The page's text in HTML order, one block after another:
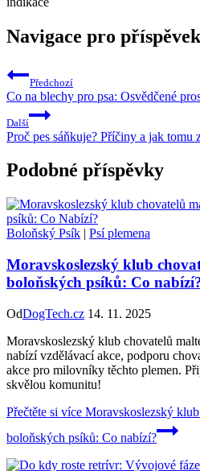
Navigace pro příspěvek
Předchozí
Co na blechy pro psa: Osvědčené
Další
Proč pes sáňkuje? Příčiny a jak tomu
Podobné příspěvky
Boloňský Psík | Psí plemena
Moravskoslezský klub
boloňských psíků: Co
OdDogTech.cz 14. 11. 2025
Moravskoslezský klub chovatelů
nabízí vzdělávací akce, podporu
akce pro milovníky těchto plemen.
skvělou komunitu!
Přečtěte si více Moravskoslezský
boloňských psíků: Co nabízí?